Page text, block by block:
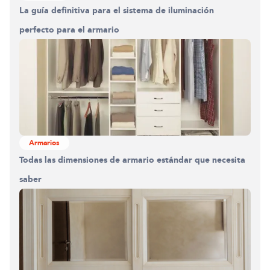
La guía definitiva para el sistema de iluminación
perfecto para el armario
Armarios
Todas las dimensiones de armario estándar que necesita
saber